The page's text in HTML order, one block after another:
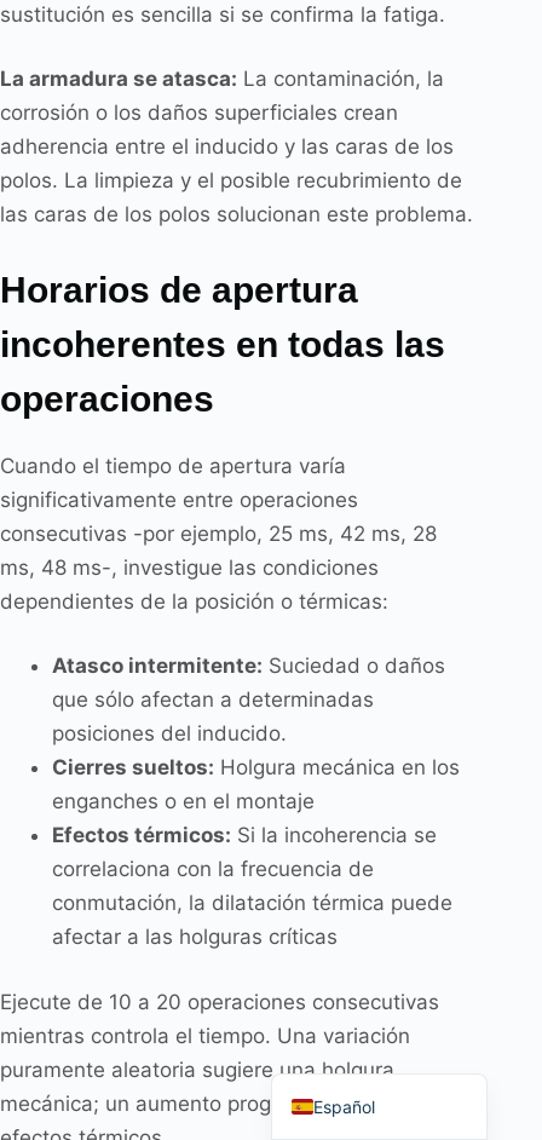
sustitución es sencilla si se confirma la fatiga.
La armadura se atasca: La contaminación, la
corrosión o los daños superficiales crean
adherencia entre el inducido y las caras de los
polos. La limpieza y el posible recubrimiento de
las caras de los polos solucionan este problema.
Horarios de apertura
incoherentes en todas las
operaciones
Cuando el tiempo de apertura varía
significativamente entre operaciones
consecutivas -por ejemplo, 25 ms, 42 ms, 28
ms, 48 ms-, investigue las condiciones
dependientes de la posición o térmicas:
Atasco intermitente: Suciedad o daños
que sólo afectan a determinadas
posiciones del inducido.
Cierres sueltos: Holgura mecánica en los
enganches o en el montaje
Efectos térmicos: Si la incoherencia se
correlaciona con la frecuencia de
conmutación, la dilatación térmica puede
afectar a las holguras críticas
Ejecute de 10 a 20 operaciones consecutivas
mientras controla el tiempo. Una variación
puramente aleatoria sugiere una holgura
mecánica; un aumento progresivo sugiere
Español
English
हिन्दी
தமிழ்
Français
Italiano
Deutsch